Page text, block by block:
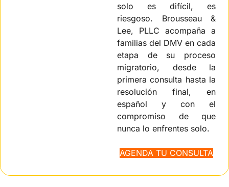
solo es difícil, es
riesgoso. Brousseau &
Lee, PLLC acompaña a
familias del DMV en cada
etapa de su proceso
migratorio, desde la
primera consulta hasta la
resolución final, en
español y con el
compromiso de que
nunca lo enfrentes solo.
AGENDA TU CONSULTA